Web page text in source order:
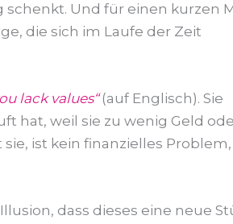
schenkt. Und für einen kurzen
die sich im Laufe der Zeit
lack values“(auf Englisch). Sie
hat, weil sie zu wenig Geld
ist kein finanzielles
dass dieses eine neue